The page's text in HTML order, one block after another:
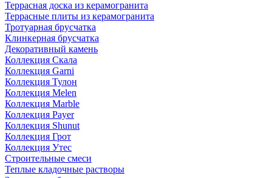
Террасная доска из керамогранита
Террасные плиты из керамогранита
Тротуарная брусчатка
Клинкерная брусчатка
Декоративный камень
Коллекция Скала
Коллекция Garni
Коллекция Тулон
Коллекция Melen
Коллекция Marble
Коллекция Payer
Коллекция Shunut
Коллекция Грот
Коллекция Утес
Строительные смеси
Теплые кладочные растворы